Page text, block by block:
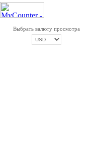
Выбрать валюту просмотра